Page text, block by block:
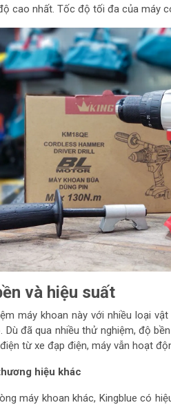
cao nhất. Tốc độ tối đa của máy
và hiệu suất
máy khoan này với nhiều loại
Dù đã qua nhiều thử nghiệm, độ
từ xe đạp điện, máy vẫn hoạt
hiệu khác
máy khoan khác, Kingblue có